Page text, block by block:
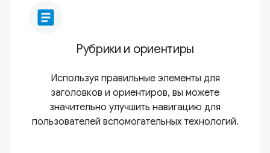
article
Рубрики и ориентиры
Используя правильные элементы для
заголовков и ориентиров, вы можете
значительно улучшить навигацию для
пользователей вспомогательных технологий.